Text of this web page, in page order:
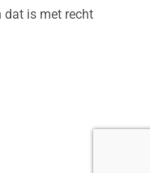
dat is met recht